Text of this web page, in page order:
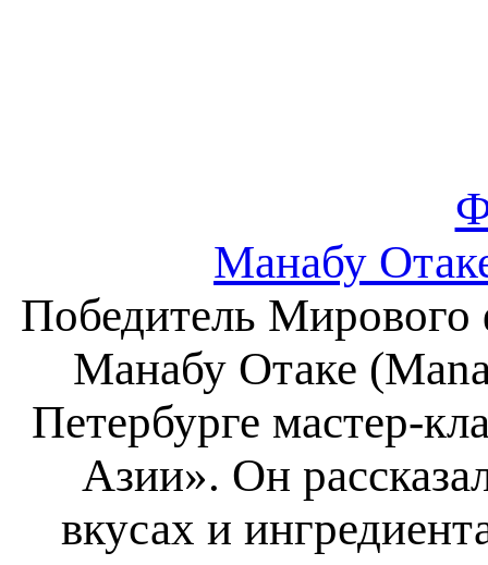
Манабу
Победитель Мирового
Манабу Отаке
Петербурге мастер-
Азии». Он
вкусах и